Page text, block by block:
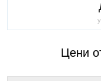
Цени